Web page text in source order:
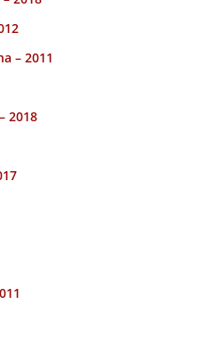
– 2011
2018